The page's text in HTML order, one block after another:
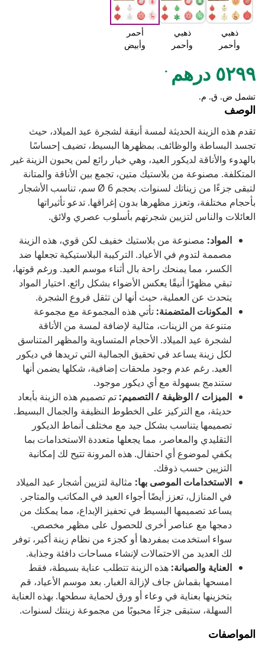
ذهبي
وأحمر
ذهبي
وأحمر
أحمر
وأبيض
٥٢٩٩ درهم .
تشمل ض. ق. م.
الوصف
تقدم هذه الزينة الحديثة لمسة أنيقة لشجرة عيد الميلاد، حيث
تجسد البساطة والوظائف. بمظهرها البسيط، تضيف إحساسًا
بالهدوء والأناقة لديكور العيد، وهي خيار رائع لمن يحبون الزينة غير
المتكلفة. مصنوعة من بلاستيك متين، تجمع بين الأناقة والمتانة
لتبقى جزءًا من زيناتك لسنوات. بحجم Ø 6 سم، تناسب الأشجار
بأحجام مختلفة، وتعزز مظهرها بدون إغراقها. تدعو تأثيراتها
العائلات والناس لتزيين شجرتهم بأسلوب عصري ولائق.
المواد: مصنوعة من بلاستيك خفيف لكن قوي، هذه الزينة
مصممة لتدوم في الأعياد. التركيبة البلاستيكية تجعلها ضد
الكسر، مما يمنحك راحة بال أثناء موسم العيد. ورغم قوتها،
تبقي مظهرًا أنيقًا يعكس الأضواء بشكل رائع. اختيار المواد
يتحدث عن العملية، حيث أنها لن تثقل فروع الشجرة.
المكونات المتضمنة: تأتي هذه المجموعة مع مجموعة
متنوعة من الزينات، مثالية لإضافة لمسة من الأناقة
لشجرة عيد الميلاد. الأحجام المتساوية والمظهر المتناسق
لكل زينة يساعد في تحقيق الجمالية التي تريدها في ديكور
العيد. رغم عدم وجود ملحقات إضافية، شكلها يضمن أنها
ستندمج بسهولة مع أي ديكور موجود.
الميزات / الوظيفة / التصميم: تم تصميم هذه الزينة بأبعاد
حديثة، مع التركيز على الخطوط النظيفة والجمال البسيط.
تصميمها يتناسب بشكل جيد مع مختلف أنماط الديكور
التقليدي والمعاصر، مما يجعلها متعددة الاستخدامات بما
يكفي لموضوع أي احتفال. هذه المرونة تتيح لك إمكانية
التزيين حسب ذوقك.
الاستخدامات الموصى بها: مثالية لتزيين أشجار عيد الميلاد
في المنازل، تعزز أيضًا أجواء العيد في المكاتب والمتاجر.
يساعد تصميمها البسيط في تحفيز الإبداع، مما يمكنك من
دمجها مع عناصر أخرى للحصول على مظهر مخصص.
سواء استخدمت بمفردها أو كجزء من نظام زينة أكبر، توفر
لك العديد من الاحتمالات لإنشاء مساحات دافئة وجذابة.
العناية والصيانة: هذه الزينة تتطلب عناية بسيطة، فقط
امسحها بقماش جاف لإزالة الغبار. بعد موسم الأعياد، قم
بتخزينها بعناية في وعاء أو ورق لحماية سطحها. بهذه العناية
السهلة، ستبقى جزءًا محبوبًا من مجموعة زينتك لسنوات.
المواصفات